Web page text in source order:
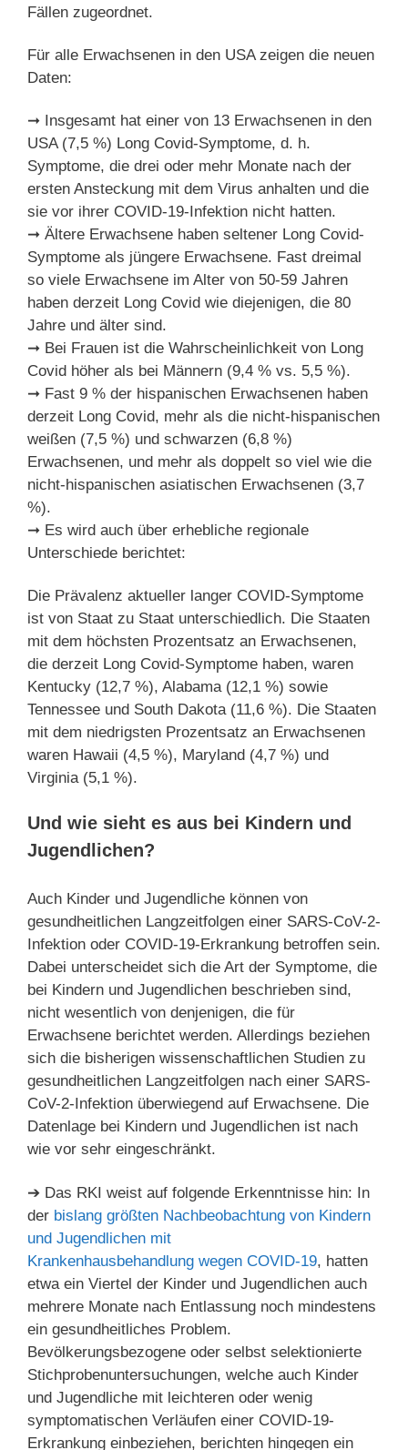
Fällen zugeordnet.
Für alle Erwachsenen in den USA zeigen die neuen
Daten:
➞ Insgesamt hat einer von 13 Erwachsenen in den
USA (7,5 %) Long Covid-Symptome, d. h.
Symptome, die drei oder mehr Monate nach der
ersten Ansteckung mit dem Virus anhalten und die
sie vor ihrer COVID-19-Infektion nicht hatten.
➞ Ältere Erwachsene haben seltener Long Covid-
Symptome als jüngere Erwachsene. Fast dreimal
so viele Erwachsene im Alter von 50-59 Jahren
haben derzeit Long Covid wie diejenigen, die 80
Jahre und älter sind.
➞ Bei Frauen ist die Wahrscheinlichkeit von Long
Covid höher als bei Männern (9,4 % vs. 5,5 %).
➞ Fast 9 % der hispanischen Erwachsenen haben
derzeit Long Covid, mehr als die nicht-hispanischen
weißen (7,5 %) und schwarzen (6,8 %)
Erwachsenen, und mehr als doppelt so viel wie die
nicht-hispanischen asiatischen Erwachsenen (3,7
%).
➞ Es wird auch über erhebliche regionale
Unterschiede berichtet:
Die Prävalenz aktueller langer COVID-Symptome
ist von Staat zu Staat unterschiedlich. Die Staaten
mit dem höchsten Prozentsatz an Erwachsenen,
die derzeit Long Covid-Symptome haben, waren
Kentucky (12,7 %), Alabama (12,1 %) sowie
Tennessee und South Dakota (11,6 %). Die Staaten
mit dem niedrigsten Prozentsatz an Erwachsenen
waren Hawaii (4,5 %), Maryland (4,7 %) und
Virginia (5,1 %).
Und wie sieht es aus bei Kindern und
Jugendlichen?
Auch Kinder und Jugendliche können von
gesundheitlichen Langzeitfolgen einer SARS-CoV-2-
Infektion oder COVID-19-Erkrankung betroffen sein.
Dabei unterscheidet sich die Art der Symptome, die
bei Kindern und Jugendlichen beschrieben sind,
nicht wesentlich von denjenigen, die für
Erwachsene berichtet werden. Allerdings beziehen
sich die bisherigen wissenschaftlichen Studien zu
gesundheitlichen Langzeitfolgen nach einer SARS-
CoV-2-Infektion überwiegend auf Erwachsene. Die
Datenlage bei Kindern und Jugendlichen ist nach
wie vor sehr eingeschränkt.
➔ Das RKI weist auf folgende Erkenntnisse hin: In
der bislang größten Nachbeobachtung von Kindern
und Jugendlichen mit
Krankenhausbehandlung wegen COVID-19, hatten
etwa ein Viertel der Kinder und Jugendlichen auch
mehrere Monate nach Entlassung noch mindestens
ein gesundheitliches Problem.
Bevölkerungsbezogene oder selbst selektionierte
Stichprobenuntersuchungen, welche auch Kinder
und Jugendliche mit leichteren oder wenig
symptomatischen Verläufen einer COVID-19-
Erkrankung einbeziehen, berichten hingegen ein